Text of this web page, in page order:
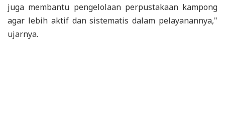
juga membantu pengelolaan perpustakaan kampong
agar lebih aktif dan sistematis dalam pelayanannya,"
ujarnya.